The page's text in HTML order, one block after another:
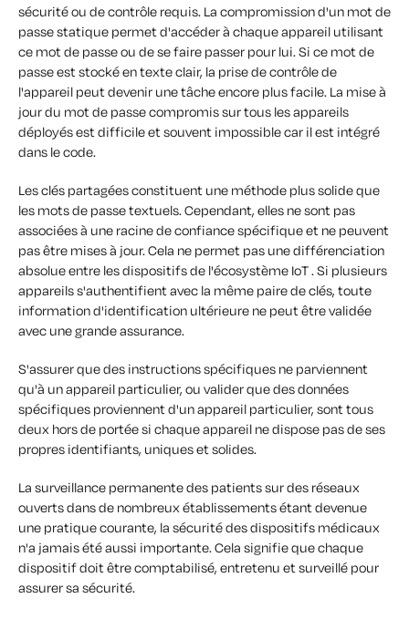
sécurité ou de contrôle requis. La compromission d'un mot de
passe statique permet d'accéder à chaque appareil utilisant
ce mot de passe ou de se faire passer pour lui. Si ce mot de
passe est stocké en texte clair, la prise de contrôle de
l'appareil peut devenir une tâche encore plus facile. La mise à
jour du mot de passe compromis sur tous les appareils
déployés est difficile et souvent impossible car il est intégré
dans le code.
Les clés partagées constituent une méthode plus solide que
les mots de passe textuels. Cependant, elles ne sont pas
associées à une racine de confiance spécifique et ne peuvent
pas être mises à jour. Cela ne permet pas une différenciation
absolue entre les dispositifs de l'écosystème IoT . Si plusieurs
appareils s'authentifient avec la même paire de clés, toute
information d'identification ultérieure ne peut être validée
avec une grande assurance.
S'assurer que des instructions spécifiques ne parviennent
qu'à un appareil particulier, ou valider que des données
spécifiques proviennent d'un appareil particulier, sont tous
deux hors de portée si chaque appareil ne dispose pas de ses
propres identifiants, uniques et solides.
La surveillance permanente des patients sur des réseaux
ouverts dans de nombreux établissements étant devenue
une pratique courante, la sécurité des dispositifs médicaux
n'a jamais été aussi importante. Cela signifie que chaque
dispositif doit être comptabilisé, entretenu et surveillé pour
assurer sa sécurité.